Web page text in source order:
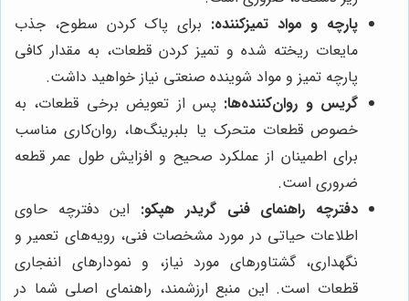
پارچه و مواد تمیزکننده: برای پاک کردن سطوح، جذب
مایعات ریخته شده و تمیز کردن قطعات، به مقدار کافی
پارچه تمیز و مواد شوینده صنعتی نیاز خواهید داشت.
گریس و روان‌کننده‌ها: پس از تعویض برخی قطعات، به
خصوص قطعات متحرک یا بلبرینگ‌ها، روان‌کاری مناسب
برای اطمینان از عملکرد صحیح و افزایش طول عمر قطعه
ضروری است.
دفترچه راهنمای فنی گریدر هپکو: این دفترچه حاوی
اطلاعات حیاتی در مورد مشخصات فنی، رویه‌های تعمیر و
نگهداری، گشتاورهای مورد نیاز، و نمودارهای انفجاری
قطعات است. این منبع ارزشمند، راهنمای اصلی شما در